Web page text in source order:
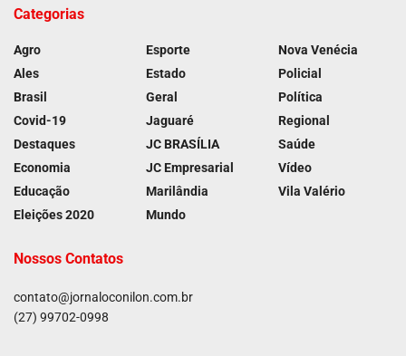
Categorias
Agro
Ales
Brasil
Covid-19
Destaques
Economia
Educação
Eleições 2020
Esporte
Estado
Geral
Jaguaré
JC BRASÍLIA
JC Empresarial
Marilândia
Mundo
Nova Venécia
Policial
Política
Regional
Saúde
Vídeo
Vila Valério
Nossos Contatos
contato@jornaloconilon.com.br
(27) 99702-0998